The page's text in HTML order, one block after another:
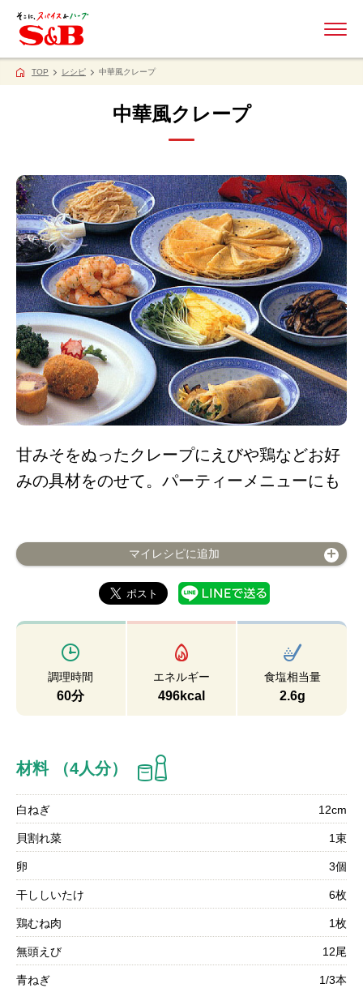
TOP レシピ 中華風クレープ
中華風クレープ
甘みそをぬったクレープにえびや鶏などお好
みの具材をのせて。パーティーメニューにも
マイレシピに追加
調理時間
60分
エネルギー
496kcal
食塩相当量
2.6g
材料 （4人分）
白ねぎ 12cm
貝割れ菜 1束
卵 3個
干ししいたけ 6枚
鶏むね肉 1枚
無頭えび 12尾
青ねぎ 1/3本